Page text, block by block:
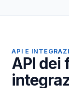
API E
API dei